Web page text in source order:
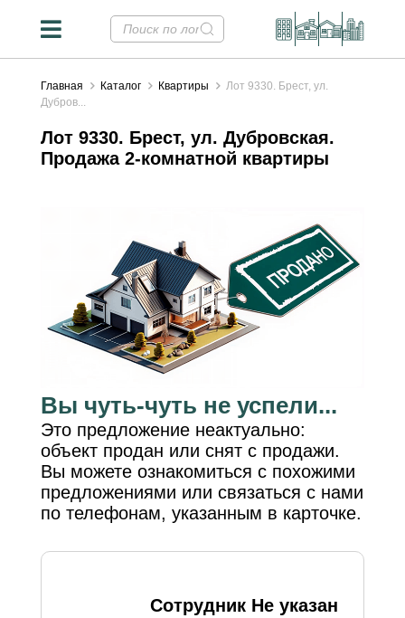
Главная Каталог Квартиры
Лот 9330. Брест, ул.
Дубров...
Лот 9330. Брест, ул. Дубровская.
Продажа 2-комнатной квартиры
Вы чуть-чуть не успели...
Это предложение неактуально:
объект продан или снят с продажи.
Вы можете ознакомиться с похожими
предложениями или связаться с нами
по телефонам, указанным в карточке.
Сотрудник Не указан